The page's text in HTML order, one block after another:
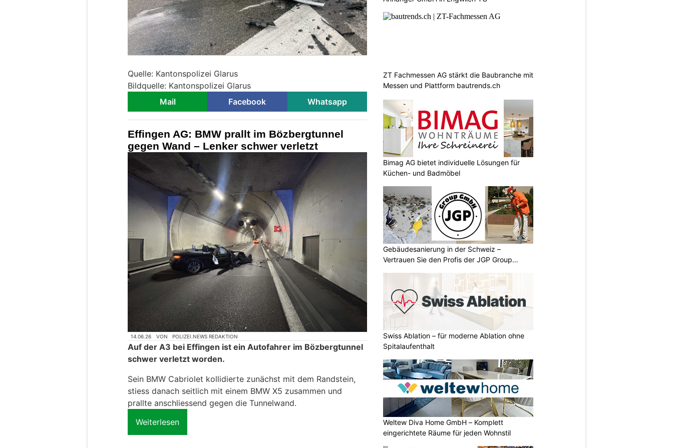
Quelle: Kantonspolizei Glarus
Bildquelle: Kantonspolizei Glarus
Mail
Facebook Whatsapp
Effingen AG: BMW prallt im Bözbergtunnel
gegen Wand – Lenker schwer verletzt
14.06.26 VON POLIZEI.NEWS REDAKTION
Auf der A3 bei Effingen ist ein Autofahrer im Bözbergtunnel
schwer verletzt worden.
Sein BMW Cabriolet kollidierte zunächst mit dem Randstein,
stiess danach seitlich mit einem BMW X5 zusammen und
prallte anschliessend gegen die Tunnelwand.
Weiterlesen
ZT Fachmessen AG stärkt die Baubranche mit
Messen und Plattform bautrends.ch
Bimag AG bietet individuelle Lösungen für
Küchen- und Badmöbel
Gebäudesanierung in der Schweiz –
Vertrauen Sie den Profis der JGP Group
Swiss Ablation – für moderne Ablation ohne
Spitalaufenthalt
Weltew Diva Home GmbH – Komplett
eingerichtete Räume für jeden Wohnstil